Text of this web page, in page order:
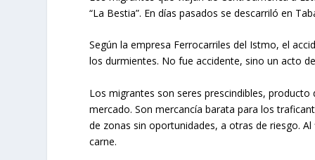
“La Bestia”. En días pasados se descarriló en
Según la empresa Ferrocarriles del Istmo, el
los durmientes. No fue accidente, sino un acto
Los migrantes son seres prescindibles,
mercado. Son mercancía barata para los
de zonas sin oportunidades, a otras de riesgo.
carne.